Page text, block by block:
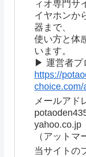
ィオ専門サ
イヤホンか
器まで、
使い方と体
います。
▶ 運営者プ
https://
choice.com/
メールアド
yahoo.co.jp
（アットマ
当サイトの